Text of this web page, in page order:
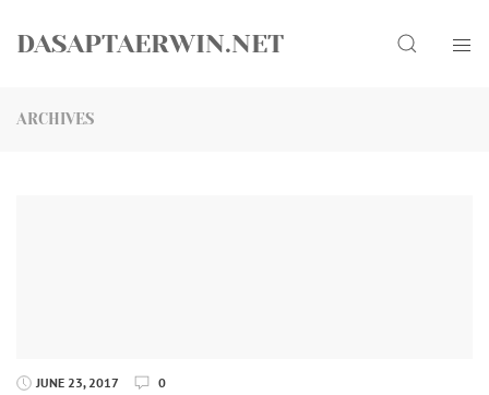
DASAPTAERWIN.NET Search
ARCHIVES
JUNE 23, 2017 0